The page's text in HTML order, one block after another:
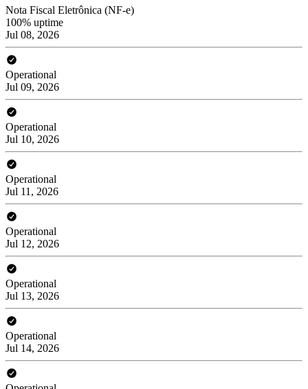
Nota Fiscal Eletrônica (NF-e)
100% uptime
Jul 08, 2026
Operational
Jul 09, 2026
Operational
Jul 10, 2026
Operational
Jul 11, 2026
Operational
Jul 12, 2026
Operational
Jul 13, 2026
Operational
Jul 14, 2026